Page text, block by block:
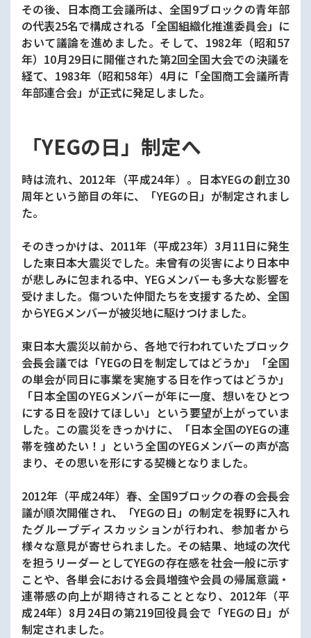
その後、日本商工会議所は、全国9ブロックの青年部
の代表25名で構成される「全国組織化推進委員会」に
おいて議論を進めました。そして、1982年（昭和57
年）10月29日に開催された第2回全国大会での決議を
経て、1983年（昭和58年）4月に「全国商工会議所青
年部連合会」が正式に発足しました。
「YEGの日」制定へ
時は流れ、2012年（平成24年）。日本YEGの創立30
周年という節目の年に、「YEGの日」が制定されまし
た。
そのきっかけは、2011年（平成23年）3月11日に発生
した東日本大震災でした。未曾有の災害により日本中
が悲しみに包まれる中、YEGメンバーも多大な影響を
受けました。傷ついた仲間たちを支援するため、全国
からYEGメンバーが被災地に駆けつけました。
東日本大震災以前から、各地で行われていたブロック
会長会議では「YEGの日を制定してはどうか」「全国
の単会が同日に事業を実施する日を作ってはどうか」
「日本全国のYEGメンバーが年に一度、想いをひとつ
にする日を設けてほしい」という要望が上がっていま
した。この震災をきっかけに、「日本全国のYEGの連
帯を強めたい！」という全国のYEGメンバーの声が高
まり、その思いを形にする契機となりました。
2012年（平成24年）春、全国9ブロックの春の会長会
議が順次開催され、「YEGの日」の制定を視野に入れ
たグループディスカッションが行われ、参加者から
様々な意見が寄せられました。その結果、地域の次代
を担うリーダーとしてYEGの存在感を社会一般に示す
ことや、各単会における会員増強や会員の帰属意識・
連帯感の向上が期待されることとなり、2012年（平
成24年）8月24日の第219回役員会で「YEGの日」が
制定されました。